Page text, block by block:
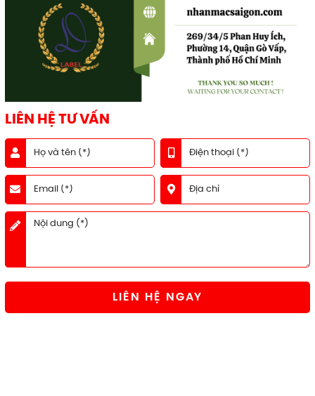
LIÊN HỆ TƯ VẤN